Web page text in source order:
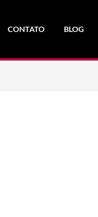
CONTATO BLOG